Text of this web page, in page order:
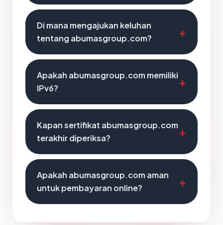
Di mana mengajukan keluhan
tentang abumasgroup.com?
Apakah abumasgroup.com memiliki
IPv6?
Kapan sertifikat abumasgroup.com
terakhir diperiksa?
Apakah abumasgroup.com aman
untuk pembayaran online?